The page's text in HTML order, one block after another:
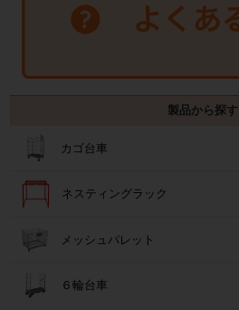
製品から探す
カゴ台車
ネスティングラック
メッシュパレット
６輪台車